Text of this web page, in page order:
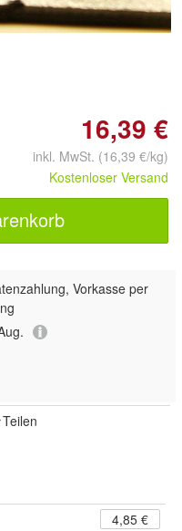
16,39 €
inkl. MwSt. (16,39 €/kg)
Kostenloser Versand
Vorkasse per
Teilen
4,85 €